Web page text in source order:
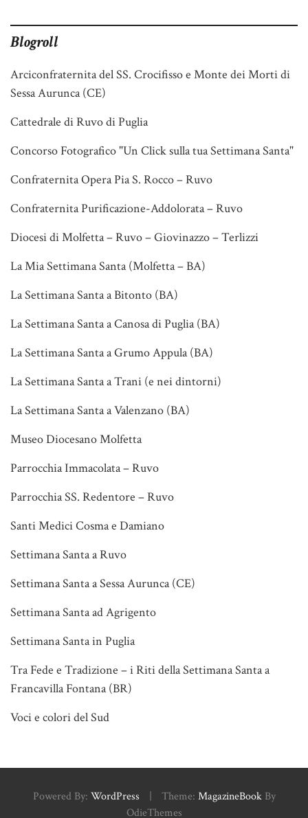
Blogroll
Arciconfraternita del SS. Crocifisso e Monte dei Morti di
Sessa Aurunca (CE)
Cattedrale di Ruvo di Puglia
Concorso Fotografico "Un Click sulla tua Settimana Santa"
Confraternita Opera Pia S. Rocco – Ruvo
Confraternita Purificazione-Addolorata – Ruvo
Diocesi di Molfetta – Ruvo – Giovinazzo – Terlizzi
La Mia Settimana Santa (Molfetta – BA)
La Settimana Santa a Bitonto (BA)
La Settimana Santa a Canosa di Puglia (BA)
La Settimana Santa a Grumo Appula (BA)
La Settimana Santa a Trani (e nei dintorni)
La Settimana Santa a Valenzano (BA)
Museo Diocesano Molfetta
Parrocchia Immacolata – Ruvo
Parrocchia SS. Redentore – Ruvo
Santi Medici Cosma e Damiano
Settimana Santa a Ruvo
Settimana Santa a Sessa Aurunca (CE)
Settimana Santa ad Agrigento
Settimana Santa in Puglia
Tra Fede e Tradizione – i Riti della Settimana Santa a
Francavilla Fontana (BR)
Voci e colori del Sud
Powered By: WordPress Theme: MagazineBookBy
OdieThemes